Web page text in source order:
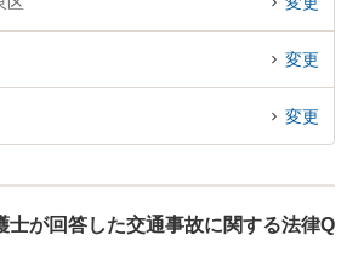
変更
変更
士が回答した交通事故に関する法律Q